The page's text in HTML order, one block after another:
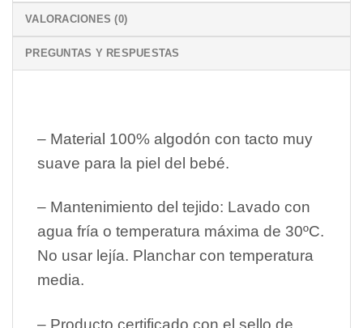
VALORACIONES (0)
PREGUNTAS Y RESPUESTAS
– Material 100% algodón con tacto muy
suave para la piel del bebé.
– Mantenimiento del tejido: Lavado con
agua fría o temperatura máxima de 30ºC.
No usar lejía. Planchar con temperatura
media.